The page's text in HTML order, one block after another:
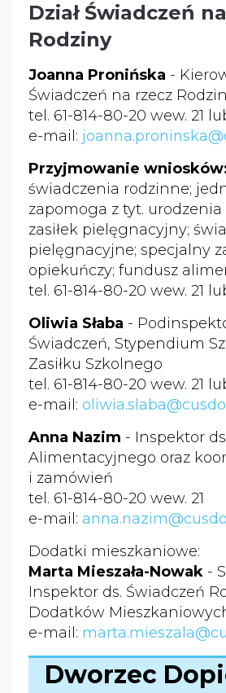
Dział Świadczeń
Rodziny
Joanna Pronińska -
Świadczeń na rzecz
tel. 61-814-80-20 wew. 21
e-mail:
Przyjmowanie
świadczenia rodzinne;
zapomoga z tyt. urodzenia
zasiłek pielęgnacyjny;
pielęgnacyjne; specjalny
opiekuńczy; fundusz
tel. 61-814-80-20 wew. 21
Oliwia Słaba -
Świadczeń, Stypendium
Zasiłku Szkolnego
tel. 61-814-80-20 wew. 21
e-mail:
Anna Nazim - Inspektor
Alimentacyjnego oraz
i zamówień
tel. 61-814-80-20 wew. 21
e-mail:
Dodatki mieszkaniowe:
Marta Mieszała-Nowak -
Inspektor ds. Świadczeń
Dodatków
e-mail:
Dworzec